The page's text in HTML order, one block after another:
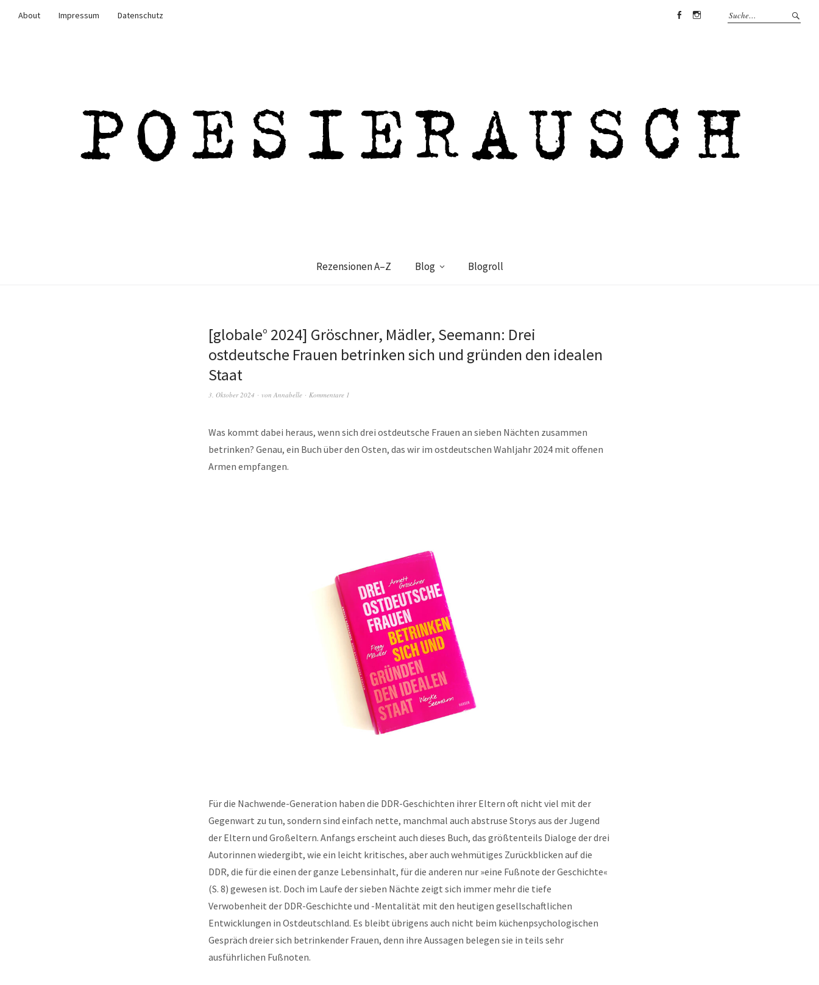
About Impressum
Datenschutz
Rezensionen A–Z Blog Blogroll
[globale° 2024] Gröschner, Mädler, Seemann: Drei
ostdeutsche Frauen betrinken sich und gründen den idealen
Staat
3. Oktober 2024 von Annabelle Kommentare 1
Was kommt dabei heraus, wenn sich drei ostdeutsche Frauen an sieben Nächten zusammen
betrinken? Genau, ein Buch über den Osten, das wir im ostdeutschen Wahljahr 2024 mit offenen
Armen empfangen.
Für die Nachwende-Generation haben die DDR-Geschichten ihrer Eltern oft nicht viel mit der
Gegenwart zu tun, sondern sind einfach nette, manchmal auch abstruse Storys aus der Jugend
der Eltern und Großeltern. Anfangs erscheint auch dieses Buch, das größtenteils Dialoge der drei
Autorinnen wiedergibt, wie ein leicht kritisches, aber auch wehmütiges Zurückblicken auf die
DDR, die für die einen der ganze Lebensinhalt, für die anderen nur »eine Fußnote der Geschichte«
(S. 8) gewesen ist. Doch im Laufe der sieben Nächte zeigt sich immer mehr die tiefe
Verwobenheit der DDR-Geschichte und -Mentalität mit den heutigen gesellschaftlichen
Entwicklungen in Ostdeutschland. Es bleibt übrigens auch nicht beim küchenpsychologischen
Gespräch dreier sich betrinkender Frauen, denn ihre Aussagen belegen sie in teils sehr
ausführlichen Fußnoten.